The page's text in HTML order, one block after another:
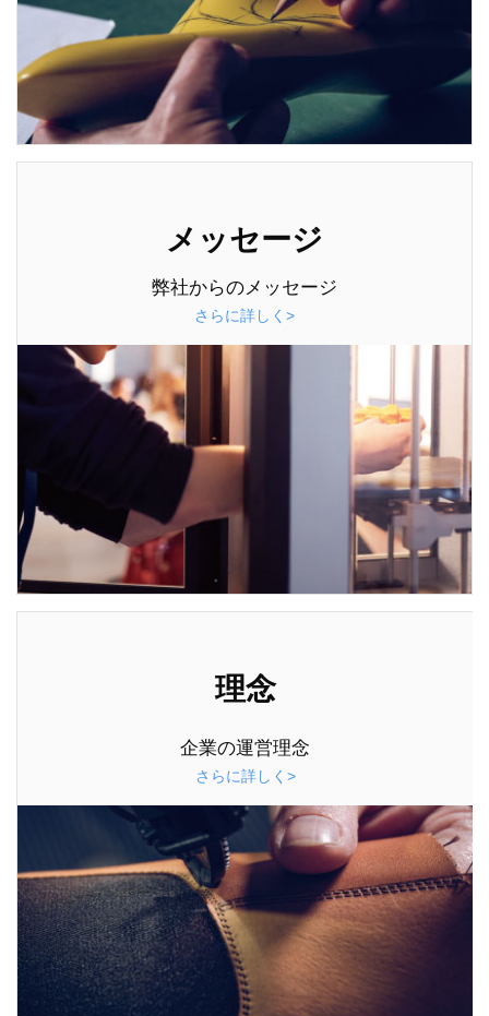
メッセージ
弊社からのメッセージ
さらに詳しく>
理念
企業の運営理念
さらに詳しく>